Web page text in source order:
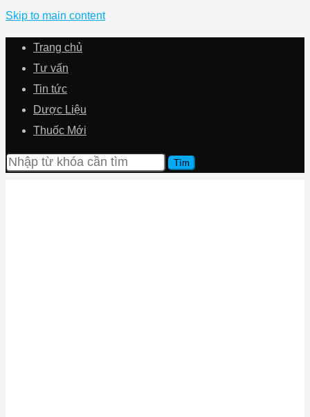
Skip to main content
Trang chủ
Tư vấn
Tin tức
Dược Liệu
Thuốc Mới